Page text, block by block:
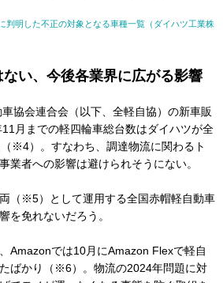
判明した不正の対象となる車種一覧（ダイハツ工業株
い、今後各業界に広がる影響
協会連合会（以下、全軽自協）の新車販
月までの軽四輪車総台数はダイハツが全
※4）。すなわち、調達物流に関わるト
業者への影響は避けられそうにない。
（※5）として運用する全国赤帽軽自動車
を免れないだろう。
Amazonでは10月にAmazon Flexで軽自
ばかり（※6）。物流の2024年問題に対